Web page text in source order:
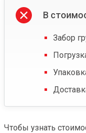
В
Забор
Чтобы узнать